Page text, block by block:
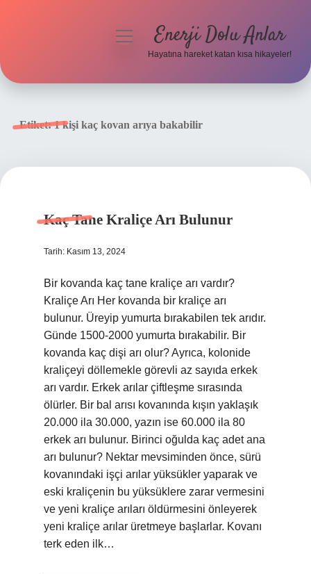
menüyüEnerji Dolu Anlar
Hayatına hareket katan kısa hikayeler!
Etiket:1 kişi kaç kovan arıya bakabilir
Kaç Tane Kraliçe Arı Bulunur
Tarih: Kasım 13, 2024
Bir kovanda kaç tane kraliçe arı vardır?
Kraliçe Arı Her kovanda bir kraliçe arı
bulunur. Üreyip yumurta bırakabilen tek arıdır.
Günde 1500-2000 yumurta bırakabilir. Bir
kovanda kaç dişi arı olur? Ayrıca, kolonide
kraliçeyi döllemekle görevli az sayıda erkek
arı vardır. Erkek arılar çiftleşme sırasında
ölürler. Bir bal arısı kovanında kışın yaklaşık
20.000 ila 30.000, yazın ise 60.000 ila 80
erkek arı bulunur. Birinci oğulda kaç adet ana
arı bulunur? Nektar mevsiminden önce, sürü
kovanındaki işçi arılar yüksükler yaparak ve
eski kraliçenin bu yüksüklere zarar vermesini
ve yeni kraliçe arıları öldürmesini önleyerek
yeni kraliçe arılar üretmeye başlarlar. Kovanı
terk eden ilk…